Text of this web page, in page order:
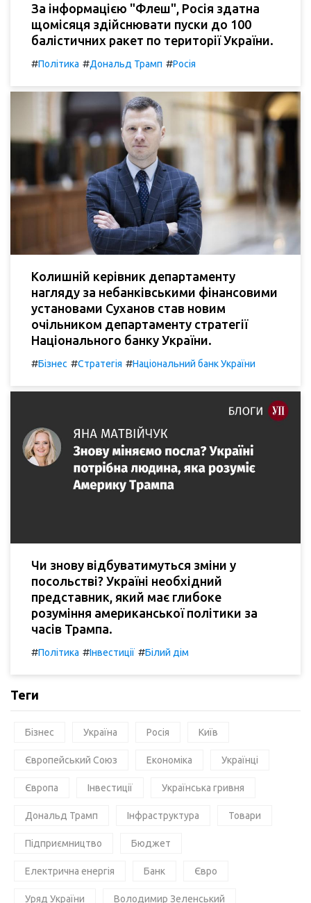
За інформацією "Флеш", Росія здатна
щомісяця здійснювати пуски до 100
балістичних ракет по території України.
#Політика #Дональд Трамп #Росія
Колишній керівник департаменту
нагляду за небанківськими фінансовими
установами Суханов став новим
очільником департаменту стратегії
Національного банку України.
#Бізнес #Стратегія #Національний банк України
Чи знову відбуватимуться зміни у
посольстві? Україні необхідний
представник, який має глибоке
розуміння американської політики за
часів Трампа.
#Політика #Інвестиції #Білий дім
Теги
Бізнес Україна Росія Київ
Європейський Союз Економіка Українці
Європа Інвестиції Українська гривня
Дональд Трамп Інфраструктура Товари
Підприємництво Бюджет
Електрична енергія Банк Євро
Уряд України Володимир Зеленський